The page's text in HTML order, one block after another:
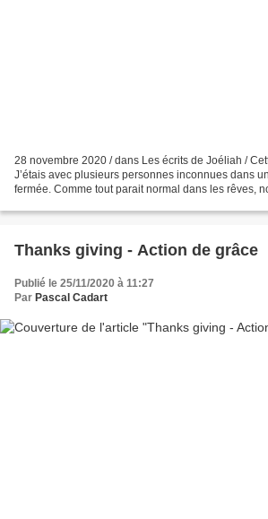
28 novembre 2020 / dans Les écrits de Joéliah /
J’étais avec plusieurs personnes inconnues dans
fermée. Comme tout parait normal dans les rêves,
Thanks giving - Action de grâce
Publié le 25/11/2020 à 11:27
Par Pascal Cadart